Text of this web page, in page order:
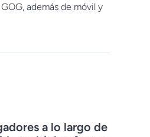
además de móvil y
a lo largo de